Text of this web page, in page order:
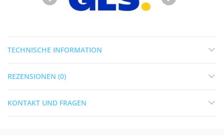
TECHNISCHE INFORMATION
REZENSIONEN (0)
KONTAKT UND FRAGEN